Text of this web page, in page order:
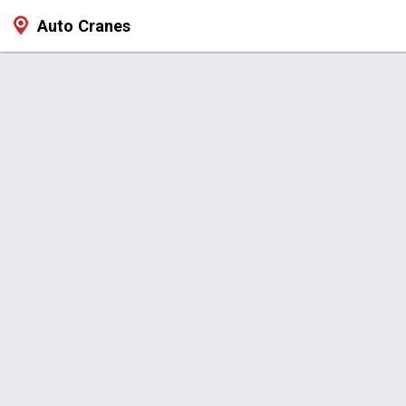
Auto Cranes